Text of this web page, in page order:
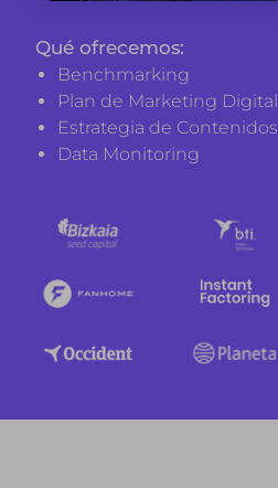
Qué ofrecemos:
Benchmarking
Plan de Marketing Digital
Estrategia de Contenidos
Data Monitoring